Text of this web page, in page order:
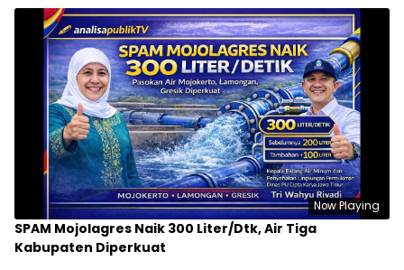
Now Playing
SPAM Mojolagres Naik 300 Liter/Dtk, Air Tiga
Kabupaten Diperkuat